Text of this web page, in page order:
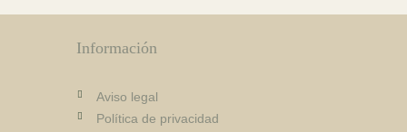
Información
Aviso legal
Política de privacidad